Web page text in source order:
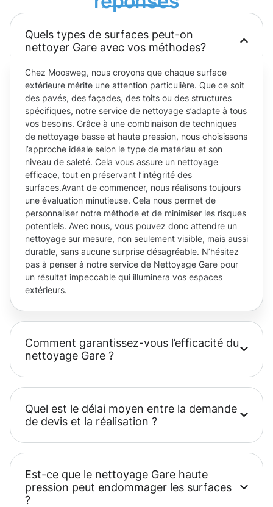
Quels types de surfaces peut-on
nettoyer Gare avec vos méthodes?
Chez Moosweg, nous croyons que chaque surface
extérieure mérite une attention particulière. Que ce soit
des pavés, des façades, des toits ou des structures
spécifiques, notre service de nettoyage s’adapte à tous
vos besoins. Grâce à une combinaison de techniques
de nettoyage basse et haute pression, nous choisissons
l’approche idéale selon le type de matériau et son
niveau de saleté. Cela vous assure un nettoyage
efficace, tout en préservant l’intégrité des
surfaces.Avant de commencer, nous réalisons toujours
une évaluation minutieuse. Cela nous permet de
personnaliser notre méthode et de minimiser les risques
potentiels. Avec nous, vous pouvez donc attendre un
nettoyage sur mesure, non seulement visible, mais aussi
durable, sans aucune surprise désagréable. N’hésitez
pas à penser à notre service de Nettoyage Gare pour
un résultat impeccable qui illuminera vos espaces
extérieurs.
Comment garantissez-vous l’efficacité du
nettoyage Gare ?
Quel est le délai moyen entre la demande
de devis et la réalisation ?
Est-ce que le nettoyage Gare haute
pression peut endommager les surfaces
?